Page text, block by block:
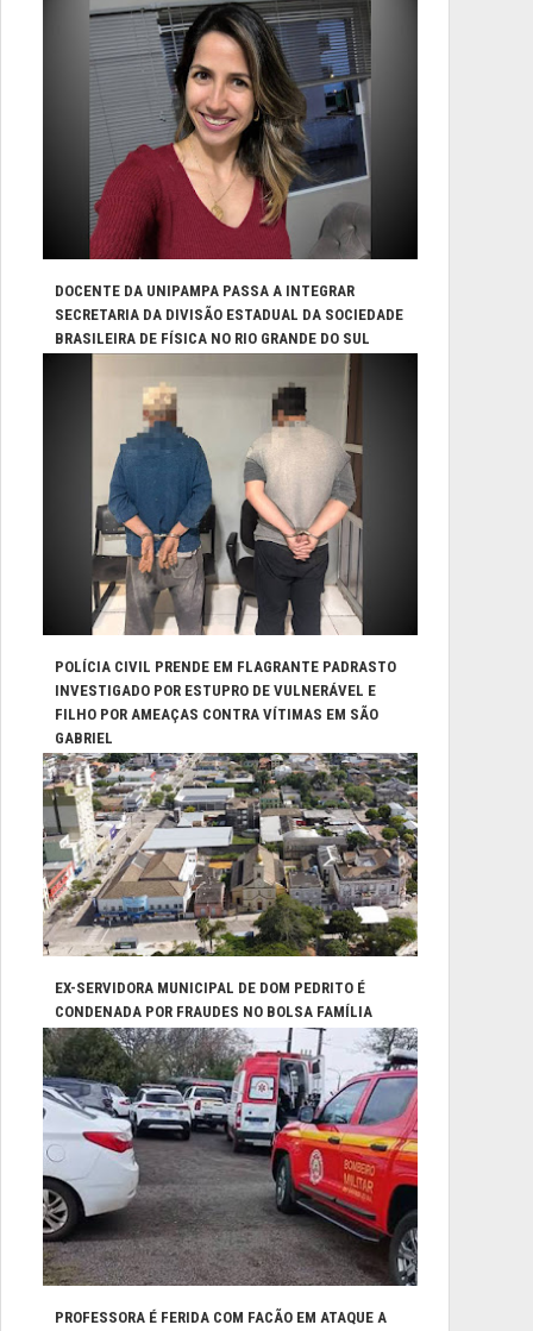
DOCENTE DA UNIPAMPA PASSA A INTEGRAR
SECRETARIA DA DIVISÃO ESTADUAL DA SOCIEDADE
BRASILEIRA DE FÍSICA NO RIO GRANDE DO SUL
POLÍCIA CIVIL PRENDE EM FLAGRANTE PADRASTO
INVESTIGADO POR ESTUPRO DE VULNERÁVEL E
FILHO POR AMEAÇAS CONTRA VÍTIMAS EM SÃO
GABRIEL
EX-SERVIDORA MUNICIPAL DE DOM PEDRITO É
CONDENADA POR FRAUDES NO BOLSA FAMÍLIA
PROFESSORA É FERIDA COM FACÃO EM ATAQUE A